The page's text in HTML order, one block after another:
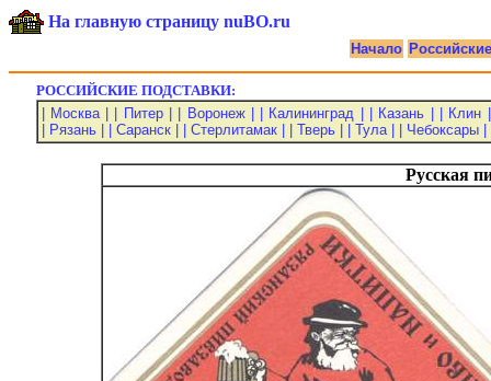
На главную страницу nuBO.ru
Начало Российские
РОССИЙСКИЕ ПОДСТАВКИ:
| Москва |
| Питер | | Воронеж | | Калининград | | Казань |
| Клин |
| Рязань |
| Саранск | | Стерлитамак | | Тверь | | Тула | | Чебоксары |
Русская